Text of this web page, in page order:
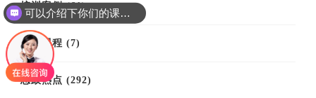
培训案例(61)
培训课程 (7)
思政热点 (292)
可以介绍下你们的课程吗？